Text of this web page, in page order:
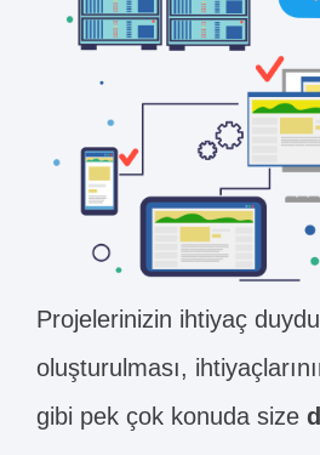
Projelerinizin ihtiyaç
oluşturulması,
gibi pek çok konuda size